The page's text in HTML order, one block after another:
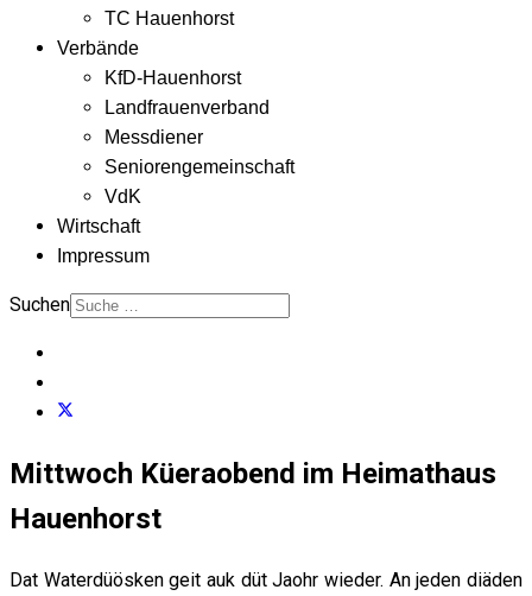
TC Hauenhorst
Verbände
KfD-Hauenhorst
Landfrauenverband
Messdiener
Seniorengemeinschaft
VdK
Wirtschaft
Impressum
Suchen
Mittwoch Küeraobend im Heimathaus
Hauenhorst
Dat Waterdüösken geit auk düt Jaohr wieder. An jeden diäden